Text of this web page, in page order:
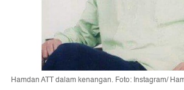
Hamdan ATT dalam kenangan. Foto: Instagram/